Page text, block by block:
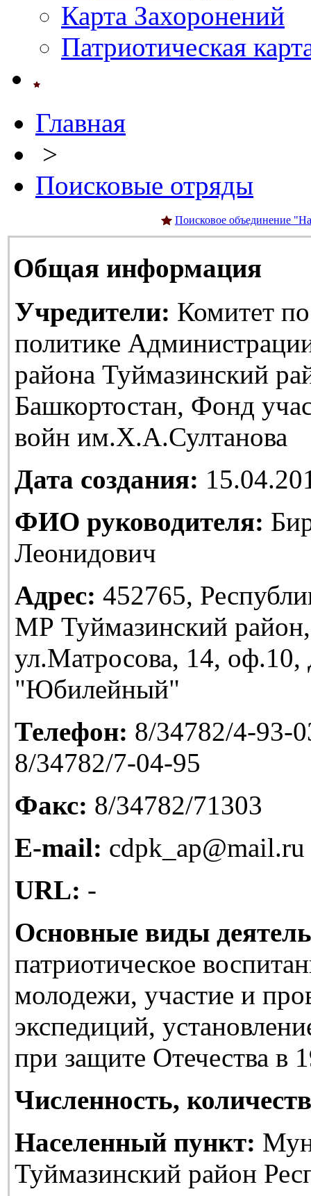
Карта Захоронений
Патриотическая
Главная
>
Поисковые отряды
Поисковое объединение
Общая информация
Учредители: Комитет
политике
района Туймазинский
Башкортостан, Фонд
войн им.Х.А.Султанова
Дата создания:
ФИО руководителя:
Леонидович
Адрес: 452765,
МР Туймазинский
ул.Матросова, 14,
"Юбилейный"
Телефон: 8/34782/4-93-
8/34782/7-04-95
Факс: 8/34782/71303
E-mail: cdpk_ap@mail.ru
URL: -
Основные виды
патриотическое
молодежи, участие и
экспедиций,
при защите Отечества в
Численность,
Населенный пункт:
Туймазинский район